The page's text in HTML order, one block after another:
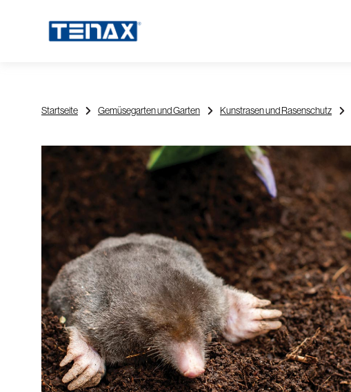
Startseite Gemüsegarten und Garten Kunstrasen und Rasenschutz